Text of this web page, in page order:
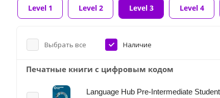
Level 1 Level 2 Level 3 Level 4
Выбрать все Наличие
Печатные книги с цифровым кодом
Language Hub Pre-Intermediate